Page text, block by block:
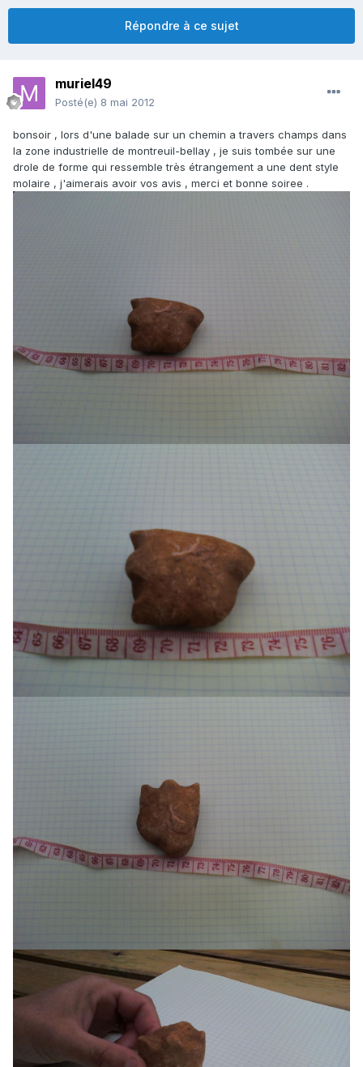
Répondre à ce sujet
muriel49
Posté(e) 8 mai 2012
bonsoir , lors d'une balade sur un chemin a travers champs dans
la zone industrielle de montreuil-bellay , je suis tombée sur une
drole de forme qui ressemble très étrangement a une dent style
molaire , j'aimerais avoir vos avis , merci et bonne soiree .